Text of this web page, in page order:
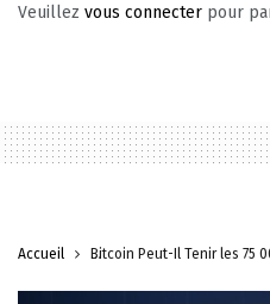
Veuillez vous connecter pour
Accueil Bitcoin Peut-Il Tenir les 75